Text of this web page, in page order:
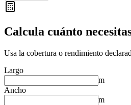
Calcula cuánto
Usa la cobertura o rendimiento
Largo
m
Ancho
m